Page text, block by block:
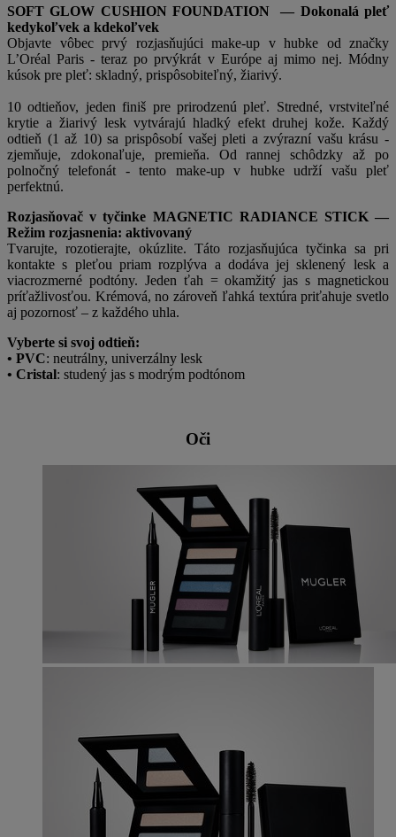
SOFT GLOW CUSHION FOUNDATION — Dokonalá pleť
kedykoľvek a kdekoľvek
Objavte vôbec prvý rozjasňujúci make-up v hubke od značky
L’Oréal Paris - teraz po prvýkrát v Európe aj mimo nej. Módny
kúsok pre pleť: skladný, prispôsobiteľný, žiarivý.
10 odtieňov, jeden finiš pre prirodzenú pleť. Stredné, vrstviteľné
krytie a žiarivý lesk vytvárajú hladký efekt druhej kože. Každý
odtieň (1 až 10) sa prispôsobí vašej pleti a zvýrazní vašu krásu -
zjemňuje, zdokonaľuje, premieňa. Od rannej schôdzky až po
polnočný telefonát - tento make-up v hubke udrží vašu pleť
perfektnú.
Rozjasňovač v tyčinke MAGNETIC RADIANCE STICK —
Režim rozjasnenia: aktivovaný
Tvarujte, rozotierajte, okúzlite. Táto rozjasňujúca tyčinka sa pri
kontakte s pleťou priam rozplýva a dodáva jej sklenený lesk a
viacrozmerné podtóny. Jeden ťah = okamžitý jas s magnetickou
príťažlivosťou. Krémová, no zároveň ľahká textúra priťahuje svetlo
aj pozornosť – z každého uhla.
Vyberte si svoj odtieň:
• PVC: neutrálny, univerzálny lesk
• Cristal: studený jas s modrým podtónom
Oči